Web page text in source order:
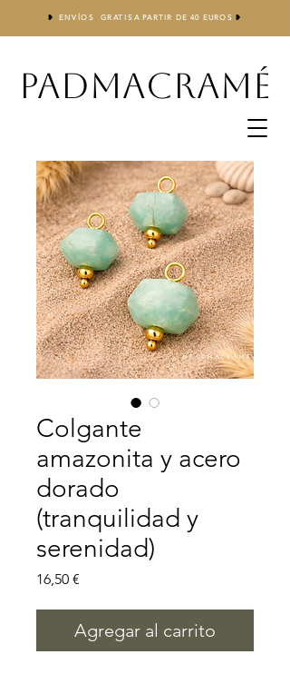
❥ ENVÍOS GRATIS A PARTIR DE 40 EUROS ❥
PADMACRAMÉ
Colgante
amazonita y acero
dorado
(tranquilidad y
serenidad)
16,50 €
Agregar al carrito